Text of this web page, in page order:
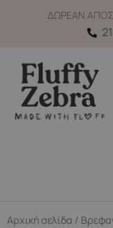
ΔΩΡΕΑΝ
Αρχική σελίδα /